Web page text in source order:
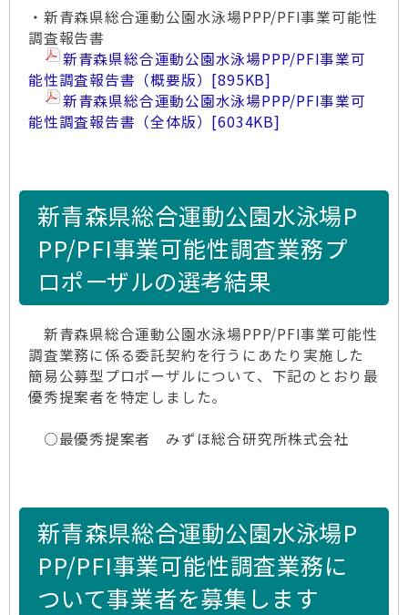
・新青森県総合運動公園水泳場PPP/PFI事業可能性
調査報告書
新青森県総合運動公園水泳場PPP/PFI事業可
能性調査報告書（概要版）[895KB]
新青森県総合運動公園水泳場PPP/PFI事業可
能性調査報告書（全体版） [6034KB]
新青森県総合運動公園水泳場P
PP/PFI事業可能性調査業務プ
ロポーザルの選考結果
新青森県総合運動公園水泳場PPP/PFI事業可能性
調査業務に係る委託契約を行うにあたり実施した
簡易公募型プロポーザルについて、下記のとおり最
優秀提案者を特定しました。
○最優秀提案者 みずほ総合研究所株式会社
新青森県総合運動公園水泳場P
PP/PFI事業可能性調査業務に
ついて事業者を募集します